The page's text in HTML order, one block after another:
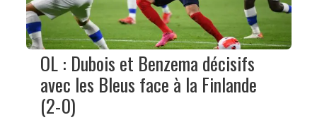
OL : Dubois et Benzema décisifs
avec les Bleus face à la Finlande
(2-0)